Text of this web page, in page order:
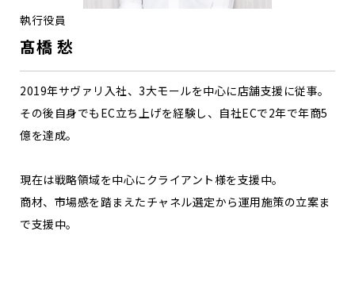
執行役員
髙橋 愁
2019年サヴァリ入社、3大モールを中心に店舗支援に従事。
その後自身でもEC立ち上げを経験し、自社ECで2年で年商5
億を達成。
現在は戦略領域を中心にクライアント様を支援中。
商材、市場感を踏まえたチャネル選定から運用施策の立案ま
で支援中。